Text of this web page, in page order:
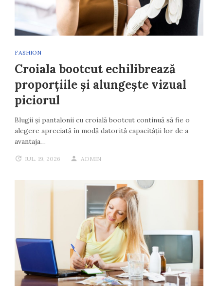
FASHION
Croiala bootcut echilibrează
proporțiile și alungește vizual
piciorul
Blugii și pantalonii cu croială bootcut continuă să fie o
alegere apreciată în modă datorită capacității lor de a
avantaja…
IUL. 19, 2026 ADMIN